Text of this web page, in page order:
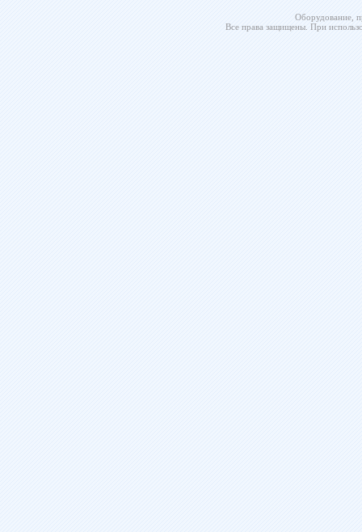
Оборудование,
Все права защищены. При